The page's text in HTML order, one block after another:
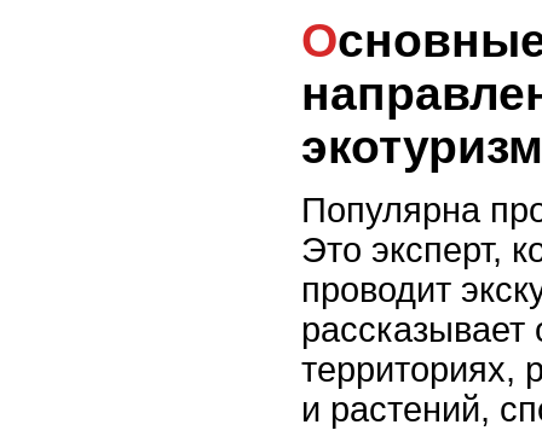
Основные профессии и
Популярна
Это эксперт,
проводит
территориях,
и растений,